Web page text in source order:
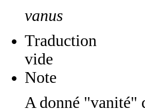
vanus
Traduction
vide
Note
A donné "vanité"